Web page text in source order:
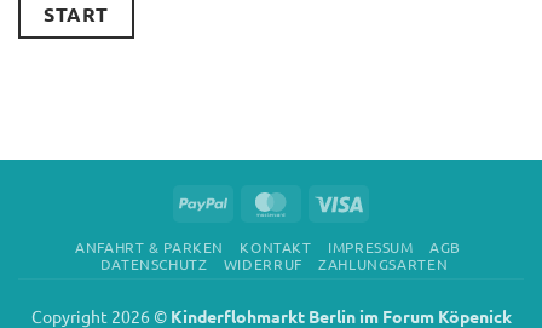
START
PayPal MasterCard
ANFAHRT & PARKEN KONTAKT IMPRESSUM
AGB
DATENSCHUTZ
WIDERRUF ZAHLUNGSARTEN
Copyright 2026 © Kinderflohmarkt Berlin im Forum Köpenick